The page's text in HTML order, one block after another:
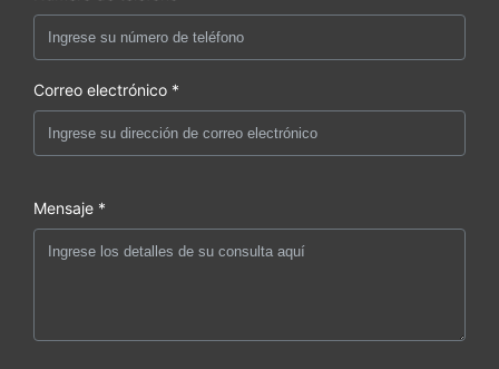
Correo electrónico *
Mensaje *